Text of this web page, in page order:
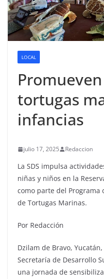
LOCAL
tortugas
infancias
julio 17, 2025 Redaccion
La SDS impulsa
niñas y niños en la
como parte del Programa
de Tortugas Marinas.
Por Redacción
Dzilam de Bravo,
Secretaría de Desarrollo
una jornada de